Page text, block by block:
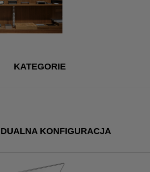
KATEGORIE
KONFIGURACJA